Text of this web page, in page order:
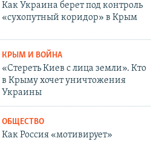
Как Украина берет под контроль
«сухопутный коридор» в Крым
КРЫМ И ВОЙНА
«Стереть Киев с лица земли». Кто
в Крыму хочет уничтожения
Украины
ОБЩЕСТВО
Как Россия «мотивирует»